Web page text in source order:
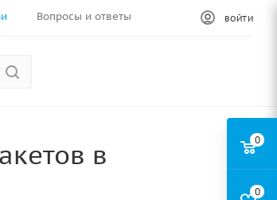
Вопросы и ответы ВОЙТИ
в
0
0